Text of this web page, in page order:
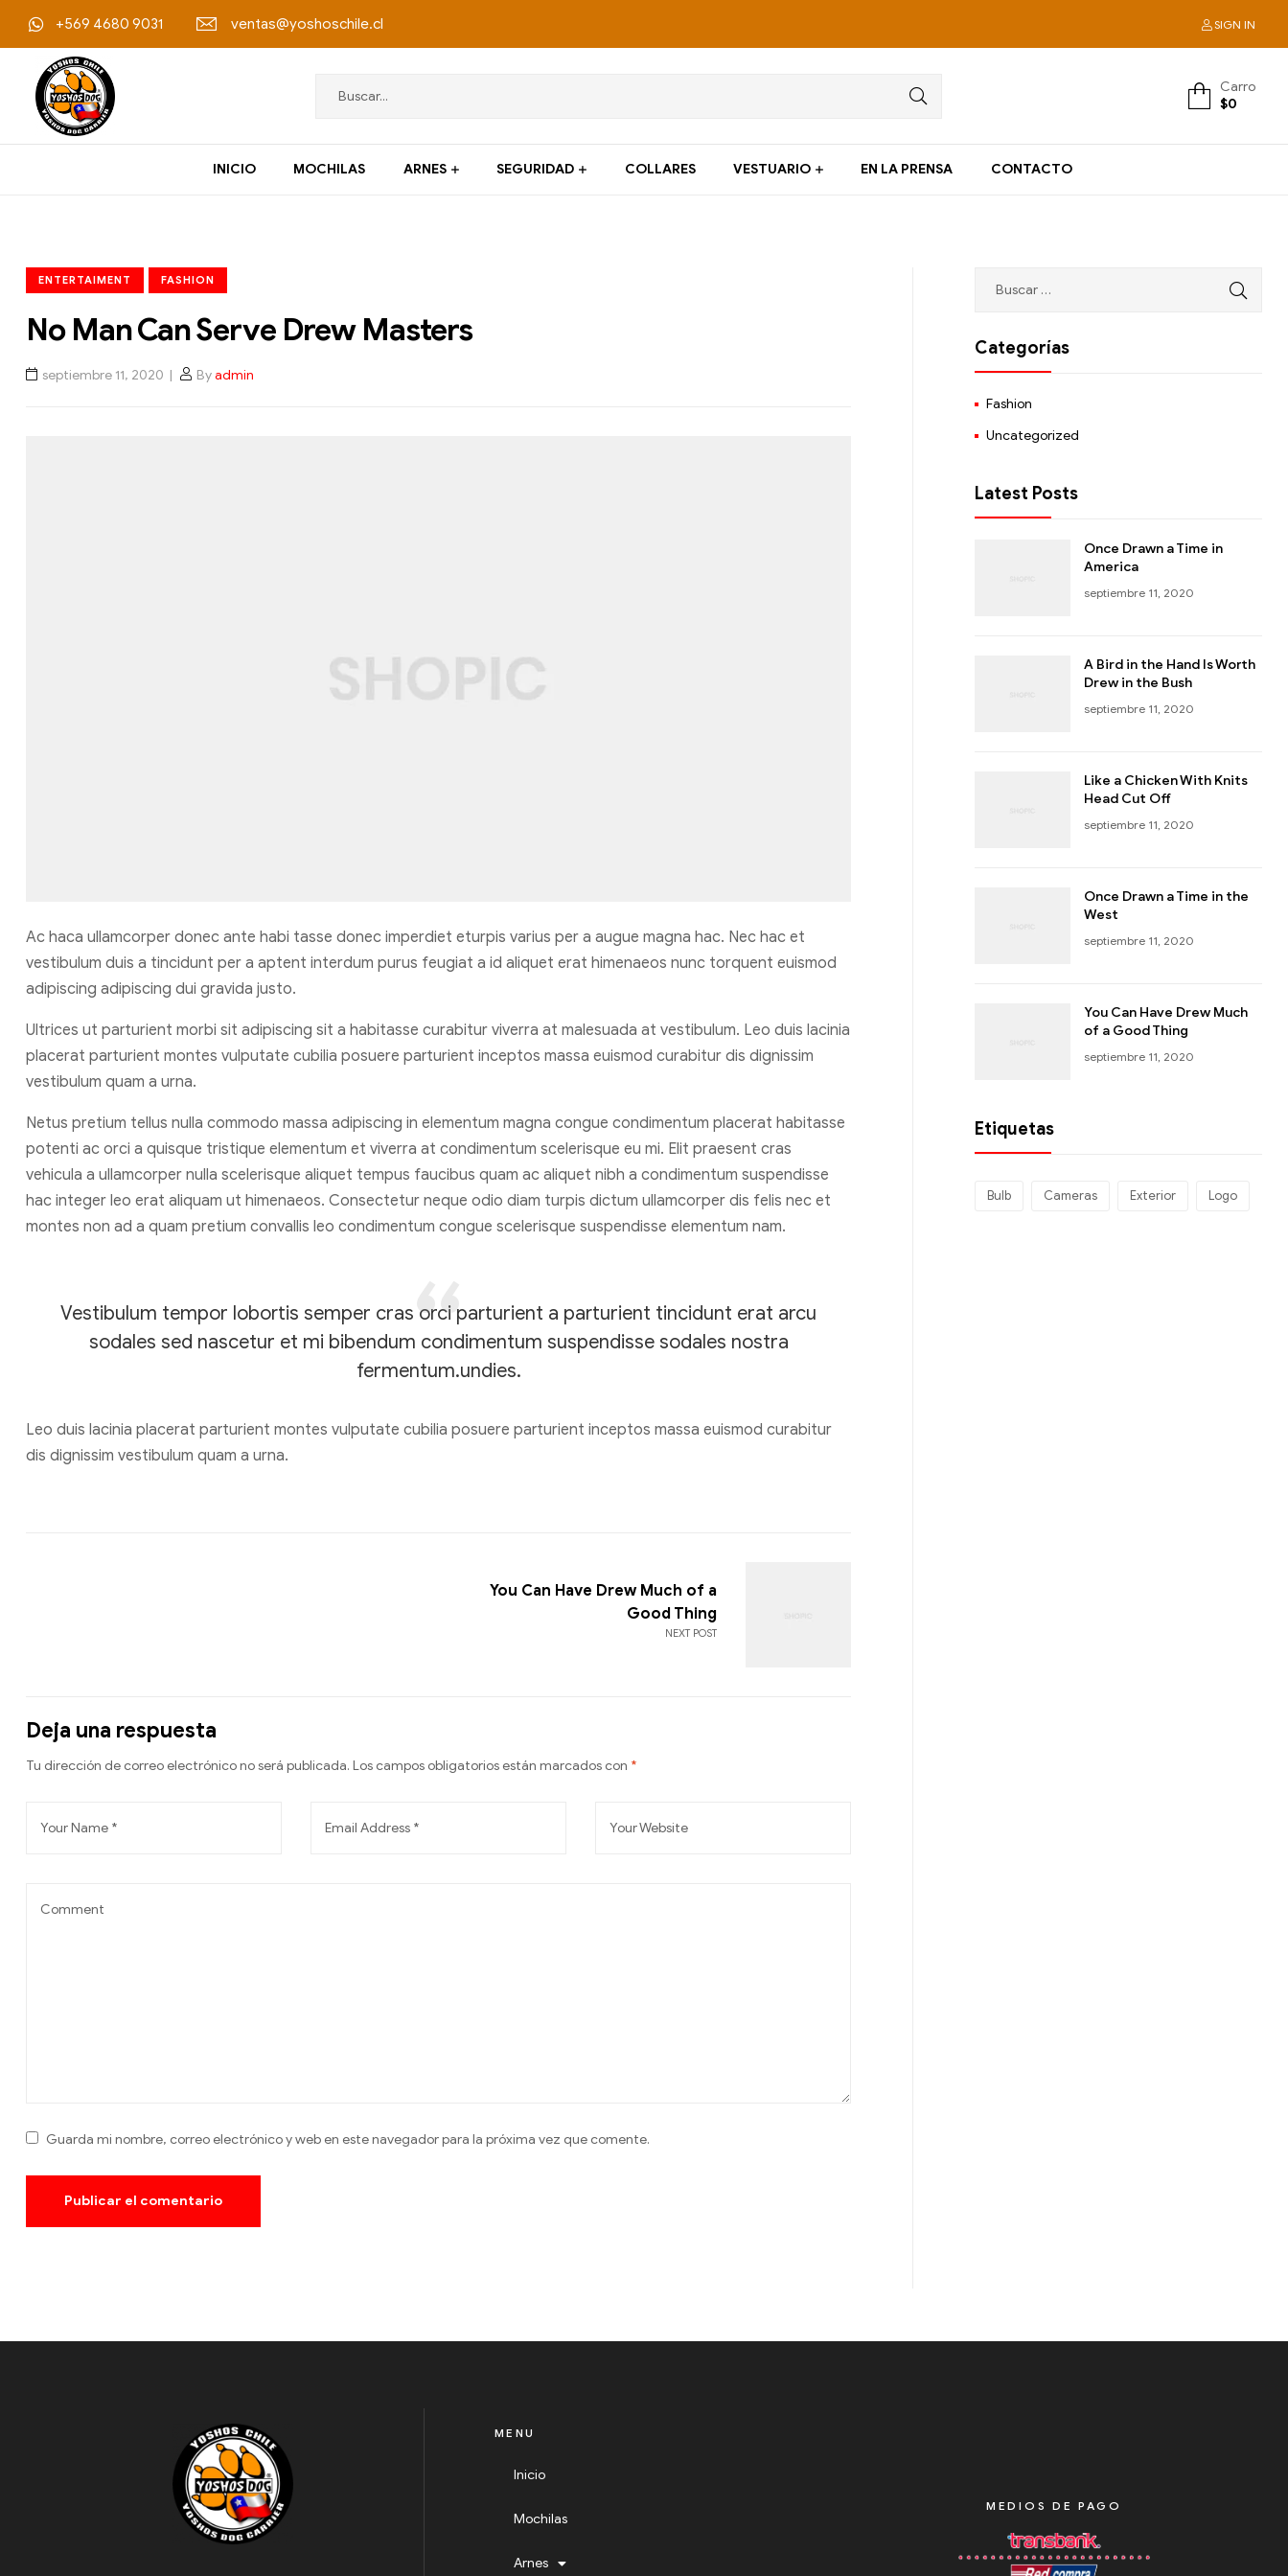
+569 4680 9031 ventas@yoshoschile.cl SIGN IN
para
Carro
$0
INICIO MOCHILAS ARNES SEGURIDAD COLLARES VESTUARIO EN LA PRENSA CONTACTO
ENTERTAIMENT FASHION
No Man Can Serve Drew Masters
septiembre 11, 2020 Byadmin
Ac haca ullamcorper donec ante habi tasse donec imperdiet eturpis varius per a augue magna hac. Nec hac et
vestibulum duis a tincidunt per a aptent interdum purus feugiat a id aliquet erat himenaeos nunc torquent euismod
adipiscing adipiscing dui gravida justo.
Ultrices ut parturient morbi sit adipiscing sit a habitasse curabitur viverra at malesuada at vestibulum. Leo duis lacinia
placerat parturient montes vulputate cubilia posuere parturient inceptos massa euismod curabitur dis dignissim
vestibulum quam a urna.
Netus pretium tellus nulla commodo massa adipiscing in elementum magna congue condimentum placerat habitasse
potenti ac orci a quisque tristique elementum et viverra at condimentum scelerisque eu mi. Elit praesent cras
vehicula a ullamcorper nulla scelerisque aliquet tempus faucibus quam ac aliquet nibh a condimentum suspendisse
hac integer leo erat aliquam ut himenaeos. Consectetur neque odio diam turpis dictum ullamcorper dis felis nec et
montes non ad a quam pretium convallis leo condimentum congue scelerisque suspendisse elementum nam.
Vestibulum tempor lobortis semper cras orci parturient a parturient tincidunt erat arcu
sodales sed nascetur et mi bibendum condimentum suspendisse sodales nostra
fermentum.undies.
Leo duis lacinia placerat parturient montes vulputate cubilia posuere parturient inceptos massa euismod curabitur
dis dignissim vestibulum quam a urna.
NEXT POST
You Can Have Drew Much of a
Good Thing
Deja una respuesta
Tu dirección de correo electrónico no será publicada. Los campos obligatorios están marcados con *
Guarda mi nombre, correo electrónico y web en este navegador para la próxima vez que comente.
Categorías
Fashion
Uncategorized
Latest Posts
Once Drawn a Time in
America
septiembre 11, 2020
A Bird in the Hand Is Worth
Drew in the Bush
septiembre 11, 2020
Like a Chicken With Knits
Head Cut Off
septiembre 11, 2020
Once Drawn a Time in the
West
septiembre 11, 2020
You Can Have Drew Much
of a Good Thing
septiembre 11, 2020
Etiquetas
Bulb Cameras Exterior Logo
MENU
Inicio
Mochilas
Arnes
MEDIOS DE PAGO